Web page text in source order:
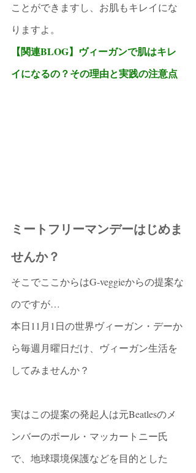
ことができますし、お肌もキレイにな
りますよ。
【関連BLOG】ヴィーガンで肌はキレ
イになるの？その理由と実践の注意点
ミートフリーマンデーはじめま
せんか？
そこでここからはG-veggieからの提案な
のですが…
本日11月1日の世界ヴィーガン・デーか
ら毎週月曜日だけ、ヴィーガン生活を
してみませんか？
実はこの提案の発起人は元Beatlesのメ
ンバーのポール・マッカートニー氏
で、地球環境保護などを目的とした